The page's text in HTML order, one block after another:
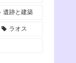
遺跡と建築
ラオス